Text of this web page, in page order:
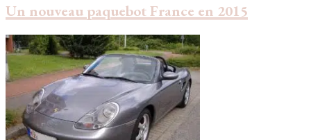
Un nouveau paquebot France en 2015